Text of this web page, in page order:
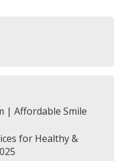
| Affordable Smile
for Healthy &